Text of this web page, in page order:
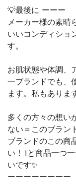
💡最後に ーーー
メーカー様の素晴
いいコンディショ
す。
お肌状態や体調、
一ブランドでも、
ます。私もありま
多くの方々の想い
ない＝このブラン
ブランドのこの商
い！｣と商品一つ
いです✨
ーーーーーーーー